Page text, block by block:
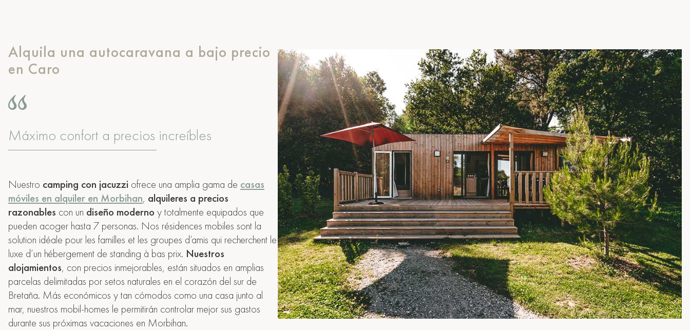
Alquila una autocaravana a bajo precio
en Caro
Máximo confort a precios increíbles
Nuestro camping con jacuzzi ofrece una amplia gama de casas
móviles en alquiler en Morbihan, alquileres a precios
razonables con un diseño moderno y totalmente equipados que
pueden acoger hasta 7 personas. Nos résidences mobiles sont la
solution idéale pour les familles et les groupes d’amis qui recherchent le
luxe d’un hébergement de standing à bas prix. Nuestros
alojamientos, con precios inmejorables, están situados en amplias
parcelas delimitadas por setos naturales en el corazón del sur de
Bretaña. Más económicos y tan cómodos como una casa junto al
mar, nuestros mobil-homes le permitirán controlar mejor sus gastos
durante sus próximas vacaciones en Morbihan.